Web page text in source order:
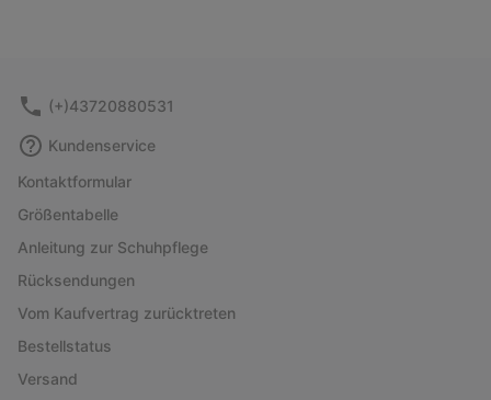
(+)43720880531
Kundenservice
Kontaktformular
Größentabelle
Anleitung zur Schuhpflege
Rücksendungen
Vom Kaufvertrag zurücktreten
Bestellstatus
Versand